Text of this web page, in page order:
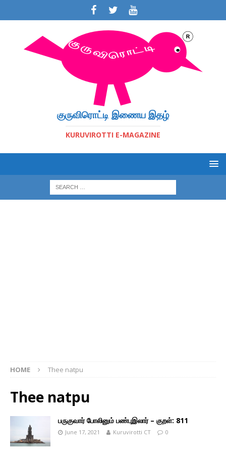
குருவிரொட்டி இணைய இதழ்
KURUVIROTTI E-MAGAZINE
HOME Thee natpu
Thee natpu
பருகுவார் போலினும் பண்புஇலார் – குறள்: 811
June 17, 2021 Kuruvirotti CT 0